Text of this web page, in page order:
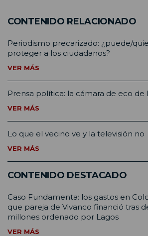
CONTENIDO RELACIONADO
Periodismo precarizado: ¿puede/
proteger a los ciudadanos?
VER MÁS
Prensa política: la cámara de eco de
VER MÁS
Lo que el vecino ve y la televisión no
VER MÁS
CONTENIDO DESTACADO
Caso Fundamenta: los gastos en
que pareja de Vivanco financió tras
millones ordenado por Lagos
VER MÁS